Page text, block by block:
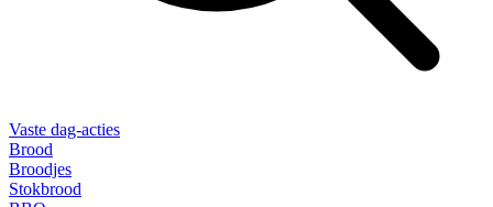
Vaste dag-acties
Brood
Broodjes
Stokbrood